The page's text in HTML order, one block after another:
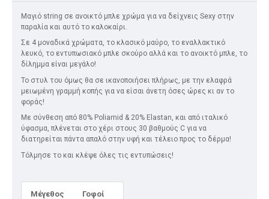
Μαγιό string σε ανοικτό μπλε χρώμα για να δείχνεις Sexy στην
παραλία και αυτό το καλοκαίρι.
Σε 4 μοναδικά χρώματα, το κλασικό μαύρο, το εναλλακτικό
λευκό, το εντυπωσιακό μπλε σκούρο αλλά και το ανοικτό μπλε, το
δίλημμα είναι μεγάλο!
Το στυλ του όμως θα σε ικανοποιήσει πλήρως, με την ελαφρά
μειωμένη γραμμή κοπής για να είσαι άνετη όσες ώρες κι αν το
φοράς!
Με σύνθεση από 80% Poliamid & 20% Elastan, και από ιταλικό
ύφασμα, πλένεται στο χέρι στους 30 βαθμούς C για να
διατηρείται πάντα απαλό στην υφή και τέλειο προς το δέρμα!
Τόλμησε το και κλέψε όλες τις εντυπώσεις!
Μέγεθος Γοφοί